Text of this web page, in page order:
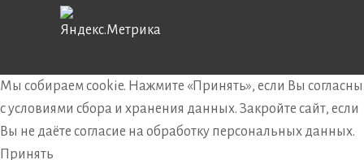
Мы собираем cookie. Нажмите «Принять», если Вы согласны
с условиями сбора и хранения данных. Закройте сайт, если
Вы не даёте согласие на обработку персональных данных.
Принять